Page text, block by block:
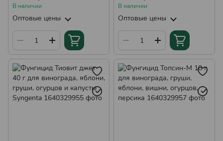
"Садівник"
В наличии
Оптовые цены
(оригинал)
В наличии
Оптовые цены